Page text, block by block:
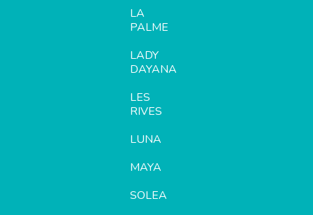
LA
PALME
LADY
DAYANA
LES
RIVES
LUNA
MAYA
SOLEA